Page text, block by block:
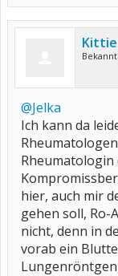
Kittie
@Jelka
Ich kann da
hier, auch mir
gehen soll, Ro-
nicht, denn in
vorab ein